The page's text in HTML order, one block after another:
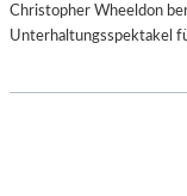
Christopher Wheeldon
Unterhaltungsspektakel